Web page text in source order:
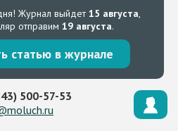
Журнал выйдет15 августа,
отправим 19 августа.
статью в журнале
500-57-53